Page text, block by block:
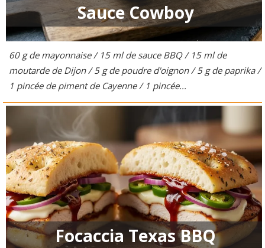
Sauce Cowboy
60 g de mayonnaise / 15 ml de sauce BBQ / 15 ml de
moutarde de Dijon / 5 g de poudre d'oignon / 5 g de paprika /
1 pincée de piment de Cayenne / 1 pincée...
Focaccia Texas BBQ